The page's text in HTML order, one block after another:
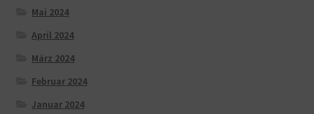
Mai 2024
April 2024
März 2024
Februar 2024
Januar 2024